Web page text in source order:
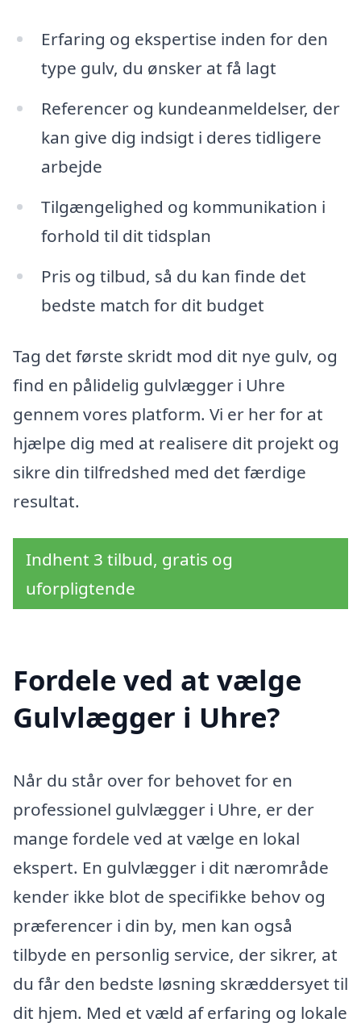
Erfaring og ekspertise inden for den
type gulv, du ønsker at få lagt
Referencer og kundeanmeldelser, der
kan give dig indsigt i deres tidligere
arbejde
Tilgængelighed og kommunikation i
forhold til dit tidsplan
Pris og tilbud, så du kan finde det
bedste match for dit budget
Tag det første skridt mod dit nye gulv, og
find en pålidelig gulvlægger i Uhre
gennem vores platform. Vi er her for at
hjælpe dig med at realisere dit projekt og
sikre din tilfredshed med det færdige
resultat.
Indhent 3 tilbud, gratis og
uforpligtende
Fordele ved at vælge
Gulvlægger i Uhre?
Når du står over for behovet for en
professionel gulvlægger i Uhre, er der
mange fordele ved at vælge en lokal
ekspert. En gulvlægger i dit nærområde
kender ikke blot de specifikke behov og
præferencer i din by, men kan også
tilbyde en personlig service, der sikrer, at
du får den bedste løsning skræddersyet til
dit hjem. Med et væld af erfaring og lokale